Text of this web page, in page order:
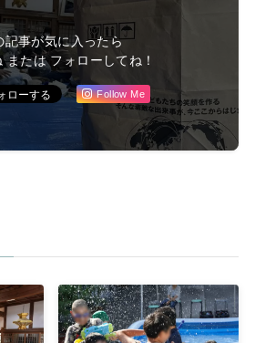
記事が気に入ったら
または フォローしてね！
Follow Me